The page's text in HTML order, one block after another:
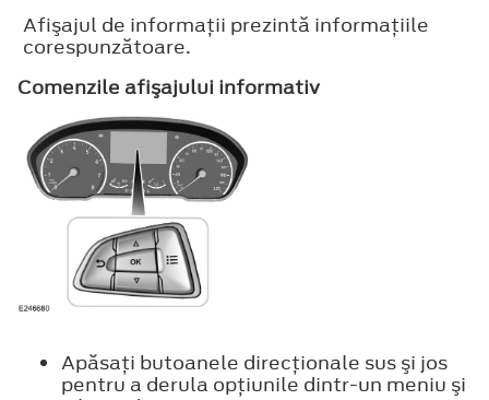
Afişajul de informaţii prezintă informaţiile
corespunzătoare.
Comenzile afişajului informativ
Apăsaţi butoanele direcţionale sus şi jos
pentru a derula opţiunile dintr-un meniu şi